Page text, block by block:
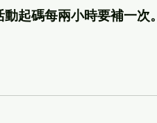
起碼每兩小時要補一次。